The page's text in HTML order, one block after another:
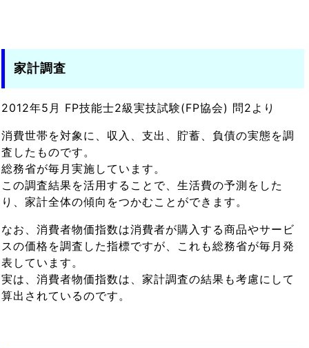
家計調査
2012年5月 FP技能士2級実技試験(FP協会) 問2より
消費世帯を対象に、収入、支出、貯蓄、負債の実態を調
査したものです。
総務省が毎月実施しています。
この調査結果を活用することで、生活費の予測をした
り、家計全体の傾向をつかむことができます。
なお、消費者物価指数は消費者が購入する商品やサービ
スの価格を調査した指標ですが、これも総務省が毎月発
表しています。
実は、消費者物価指数は、家計調査の結果も考慮にして
算出されているのです。